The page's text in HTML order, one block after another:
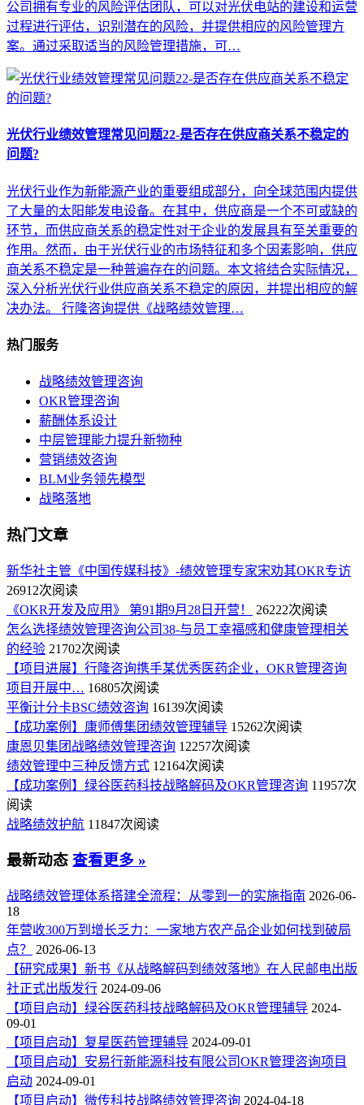
公司拥有专业的风险评估团队，可以对光伏电站的建设和运营
过程进行评估，识别潜在的风险，并提供相应的风险管理方
案。通过采取适当的风险管理措施，可…
光伏行业绩效管理常见问题22-是否存在供应商关系不稳定的
问题?
光伏行业作为新能源产业的重要组成部分，向全球范围内提供
了大量的太阳能发电设备。在其中，供应商是一个不可或缺的
环节，而供应商关系的稳定性对于企业的发展具有至关重要的
作用。然而，由于光伏行业的市场特征和多个因素影响，供应
商关系不稳定是一种普遍存在的问题。本文将结合实际情况，
深入分析光伏行业供应商关系不稳定的原因，并提出相应的解
决办法。 行隆咨询提供《战略绩效管理…
热门服务
战略绩效管理咨询
OKR管理咨询
薪酬体系设计
中层管理能力提升新物种
营销绩效咨询
BLM业务领先模型
战略落地
热门文章
新华社主管《中国传媒科技》-绩效管理专家宋劝其OKR专访
26912次阅读
《OKR开发及应用》 第91期9月28日开营！
26222次阅读
怎么选择绩效管理咨询公司38-与员工幸福感和健康管理相关
的经验 21702次阅读
【项目进展】行隆咨询携手某优秀医药企业，OKR管理咨询
项目开展中… 16805次阅读
平衡计分卡BSC绩效咨询 16139次阅读
【成功案例】康师傅集团绩效管理辅导 15262次阅读
康恩贝集团战略绩效管理咨询 12257次阅读
绩效管理中三种反馈方式 12164次阅读
【成功案例】绿谷医药科技战略解码及OKR管理咨询 11957次
阅读
战略绩效护航 11847次阅读
最新动态 查看更多 »
战略绩效管理体系搭建全流程：从零到一的实施指南 2026-06-
18
年营收300万到增长乏力：一家地方农产品企业如何找到破局
点？
2026-06-13
【研究成果】新书《从战略解码到绩效落地》在人民邮电出版
社正式出版发行 2024-09-06
【项目启动】绿谷医药科技战略解码及OKR管理辅导 2024-
09-01
【项目启动】复星医药管理辅导 2024-09-01
【项目启动】安易行新能源科技有限公司OKR管理咨询项目
启动 2024-09-01
【项目启动】微传科技战略绩效管理咨询 2024-04-18